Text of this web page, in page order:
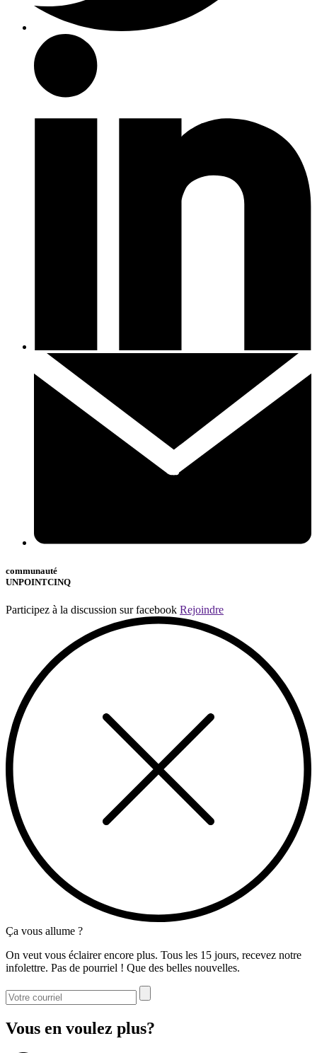
communauté
UNPOINTCINQ
Participez à la discussion sur facebook Rejoindre
Ça vous allume ?
On veut vous éclairer encore plus. Tous les 15 jours, recevez notre
infolettre. Pas de pourriel ! Que des belles nouvelles.
Vous en voulez plus?